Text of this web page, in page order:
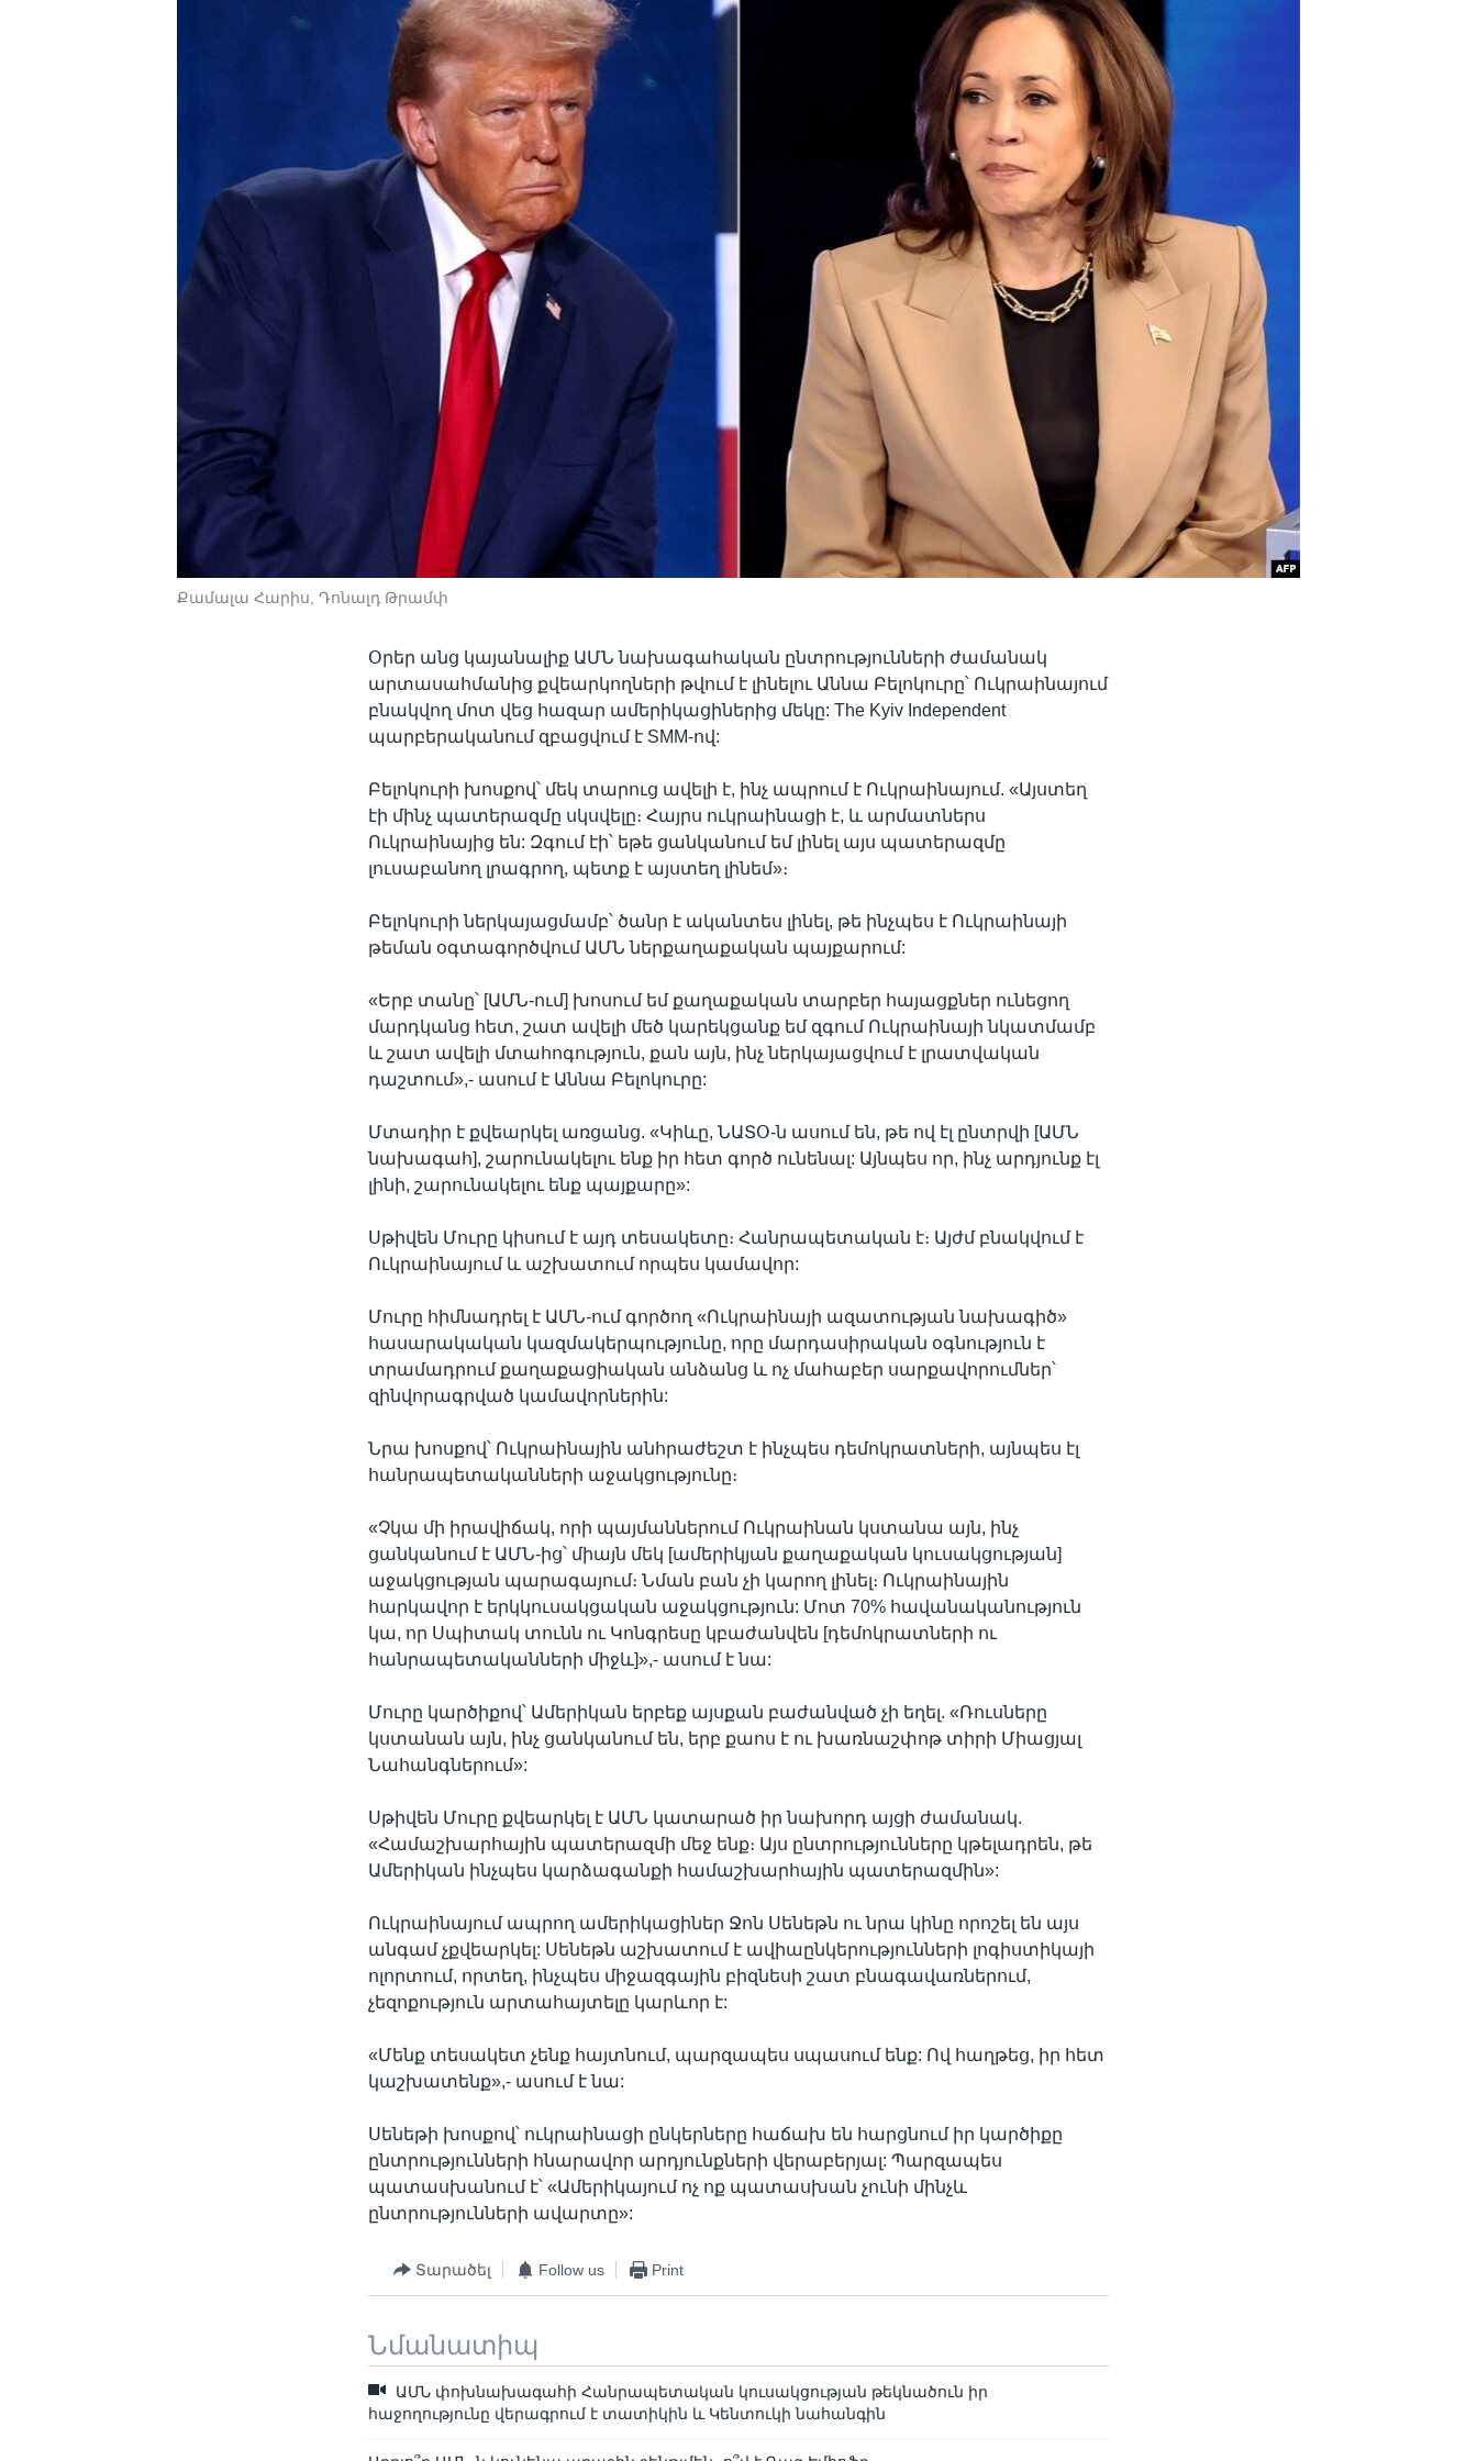
Քամալա Հարիս, Դոնալդ Թրամփ
Օրեր անց կայանալիք ԱՄՆ նախագահական ընտրությունների ժամանակ
արտասահմանից քվեարկողների թվում է լինելու Աննա Բելոկուրը՝ Ուկրաինայում
բնակվող մոտ վեց հազար ամերիկացիներից մեկը: The Kyiv Independent
պարբերականում զբացվում է SMM-ով:
Բելոկուրի խոսքով՝ մեկ տարուց ավելի է, ինչ ապրում է Ուկրաինայում. «Այստեղ
էի մինչ պատերազմը սկսվելը։ Հայրս ուկրաինացի է, և արմատներս
Ուկրաինայից են: Զգում էի՝ եթե ցանկանում եմ լինել այս պատերազմը
լուսաբանող լրագրող, պետք է այստեղ լինեմ»։
Բելոկուրի ներկայացմամբ՝ ծանր է ականտես լինել, թե ինչպես է Ուկրաինայի
թեման օգտագործվում ԱՄՆ ներքաղաքական պայքարում:
«Երբ տանը՝ [ԱՄՆ-ում] խոսում եմ քաղաքական տարբեր հայացքներ ունեցող
մարդկանց հետ, շատ ավելի մեծ կարեկցանք եմ զգում Ուկրաինայի նկատմամբ
և շատ ավելի մտահոգություն, քան այն, ինչ ներկայացվում է լրատվական
դաշտում»,- ասում է Աննա Բելոկուրը:
Մտադիր է քվեարկել առցանց. «Կիևը, ՆԱՏՕ-ն ասում են, թե ով էլ ընտրվի [ԱՄՆ
նախագահ], շարունակելու ենք իր հետ գործ ունենալ: Այնպես որ, ինչ արդյունք էլ
լինի, շարունակելու ենք պայքարը»:
Սթիվեն Մուրը կիսում է այդ տեսակետը։ Հանրապետական է։ Այժմ բնակվում է
Ուկրաինայում և աշխատում որպես կամավոր:
Մուրը հիմնադրել է ԱՄՆ-ում գործող «Ուկրաինայի ազատության նախագիծ»
հասարակական կազմակերպությունը, որը մարդասիրական օգնություն է
տրամադրում քաղաքացիական անձանց և ոչ մահաբեր սարքավորումներ՝
զինվորագրված կամավորներին:
Նրա խոսքով՝ Ուկրաինային անհրաժեշտ է ինչպես դեմոկրատների, այնպես էլ
հանրապետականների աջակցությունը։
«Չկա մի իրավիճակ, որի պայմաններում Ուկրաինան կստանա այն, ինչ
ցանկանում է ԱՄՆ-ից՝ միայն մեկ [ամերիկյան քաղաքական կուսակցության]
աջակցության պարագայում։ Նման բան չի կարող լինել։ Ուկրաինային
հարկավոր է երկկուսակցական աջակցություն: Մոտ 70% հավանականություն
կա, որ Սպիտակ տունն ու Կոնգրեսը կբաժանվեն [դեմոկրատների ու
հանրապետականների միջև]»,- ասում է նա:
Մուրը կարծիքով՝ Ամերիկան երբեք այսքան բաժանված չի եղել. «Ռուսները
կստանան այն, ինչ ցանկանում են, երբ քաոս է ու խառնաշփոթ տիրի Միացյալ
Նահանգներում»:
Սթիվեն Մուրը քվեարկել է ԱՄՆ կատարած իր նախորդ այցի ժամանակ.
«Համաշխարհային պատերազմի մեջ ենք։ Այս ընտրությունները կթելադրեն, թե
Ամերիկան ինչպես կարձագանքի համաշխարհային պատերազմին»:
Ուկրաինայում ապրող ամերիկացիներ Ջոն Սենեթն ու նրա կինը որոշել են այս
անգամ չքվեարկել: Սենեթն աշխատում է ավիաընկերությունների լոգիստիկայի
ոլորտում, որտեղ, ինչպես միջազգային բիզնեսի շատ բնագավառներում,
չեզոքություն արտահայտելը կարևոր է:
«Մենք տեսակետ չենք հայտնում, պարզապես սպասում ենք: Ով հաղթեց, իր հետ
կաշխատենք»,- ասում է նա:
Սենեթի խոսքով՝ ուկրաինացի ընկերները հաճախ են հարցնում իր կարծիքը
ընտրությունների հնարավոր արդյունքների վերաբերյալ: Պարզապես
պատասխանում է՝ «Ամերիկայում ոչ ոք պատասխան չունի մինչև
ընտրությունների ավարտը»:
Տարածել Follow us Print
Նմանատիպ
ԱՄՆ փոխնախագահի Հանրապետական կուսակցության թեկնածուն իր
հաջողությունը վերագրում է տատիկին և Կենտուկի նահանգին